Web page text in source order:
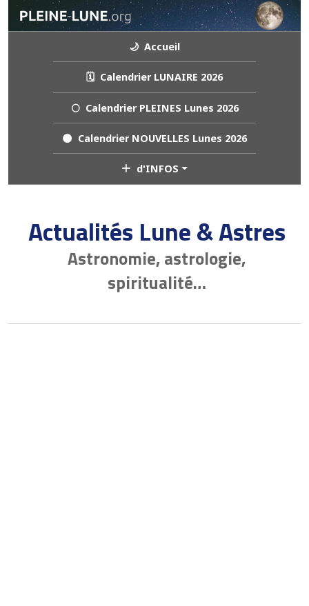
🌙 Accueil
🗓️ Calendrier LUNAIRE 2026
🌕 Calendrier PLEINES Lunes 2026
🌑 Calendrier NOUVELLES Lunes 2026
d'INFOS
Actualités Lune & Astres
Astronomie, astrologie,
spiritualité…